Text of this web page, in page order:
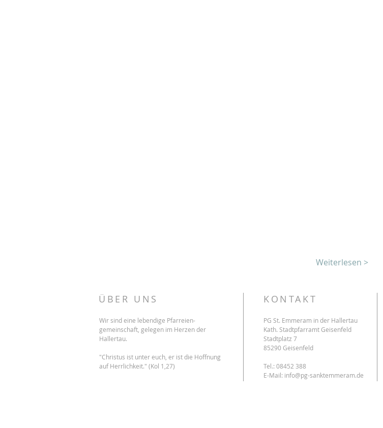
Weiterlesen >
ÜBER UNS
Wir sind eine lebendige Pfarreien-
gemeinschaft, gelegen im Herzen der
Hallertau.
"Christus ist unter euch, er ist die Hoffnung
auf Herrlichkeit." (Kol 1,27)
KONTAKT
PG St. Emmeram in der Hallertau
Kath. Stadtpfarramt Geisenfeld
Stadtplatz 7
85290 Geisenfeld
Tel.: 08452 388
E-Mail: info@pg-sanktemmeram.de